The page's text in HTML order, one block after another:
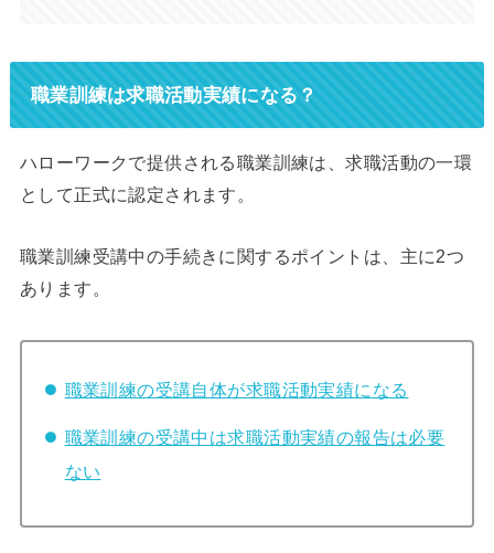
職業訓練は求職活動実績になる？
ハローワークで提供される職業訓練は、求職活動の一環
として正式に認定されます。
職業訓練受講中の手続きに関するポイントは、主に2つ
あります。
職業訓練の受講自体が求職活動実績になる
職業訓練の受講中は求職活動実績の報告は必要
ない